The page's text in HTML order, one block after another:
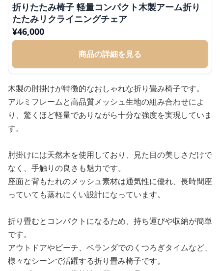
折りたたみ椅子 軽量コンパクト木製アーム折り
たたみリクライニングチェア
¥46,000
商品の詳細を見る
木製の肘掛けが特徴的なおしゃれな折り畳み椅子です。
アルミフレームと高品質メッシュ生地の組み合わせによ
り、驚くほど軽量でありながら十分な強度を実現していま
す。
肘掛けには天然木を使用しており、見た目の美しさだけで
なく、手触りの良さも魅力です。
座面と背もたれのメッシュ素材は通気性に優れ、長時間座
っていても蒸れにくい設計になっています。
折り畳むとコンパクトになるため、持ち運びや収納が簡単
です。
アウトドアやビーチ、ベランダでのくつろぎタイムなど、
様々なシーンで活躍する折り畳み椅子です。